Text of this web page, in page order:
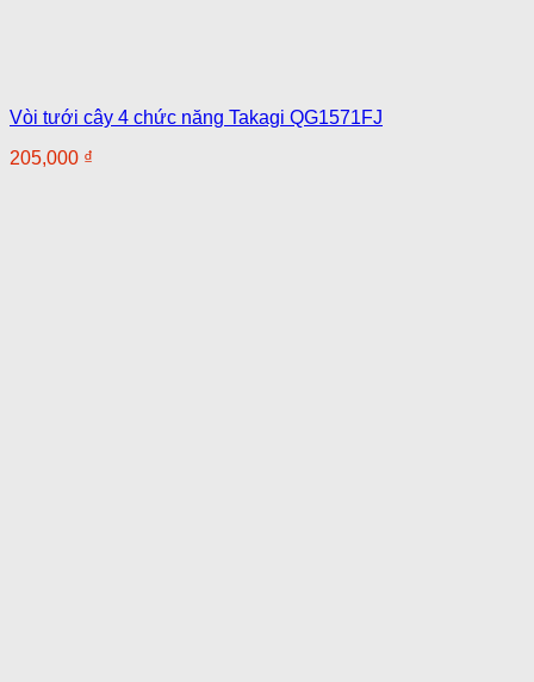
Vòi tưới cây 4 chức năng Takagi QG1571FJ
205,000 ₫